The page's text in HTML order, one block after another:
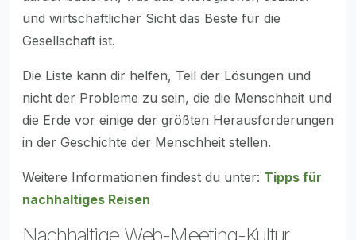
und wirtschaftlicher Sicht das Beste für die
Gesellschaft ist.
Die Liste kann dir helfen, Teil der Lösungen und
nicht der Probleme zu sein, die die Menschheit und
die Erde vor einige der größten Herausforderungen
in der Geschichte der Menschheit stellen.
Weitere Informationen findest du unter: Tipps für
nachhaltiges Reisen
Nachhaltige Web-Meeting-Kultur